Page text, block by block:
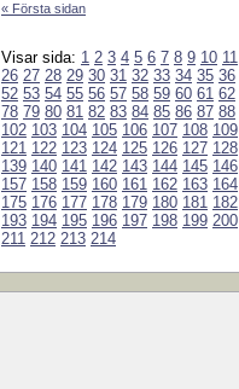
« Första sidan
Visar sida: 1 2 3 4 5 6 7 8 9 10 11
26 27 28 29 30 31 32 33 34 35 36
52 53 54 55 56 57 58 59 60 61 62
78 79 80 81 82 83 84 85 86 87 88
102 103 104 105 106 107 108 109
121 122 123 124 125 126 127 128
139 140 141 142 143 144 145 146
157 158 159 160 161 162 163 164
175 176 177 178 179 180 181 182
193 194 195 196 197 198 199 200
211 212 213 214